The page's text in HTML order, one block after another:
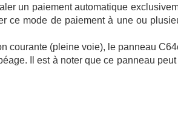
un paiement automatique
ce mode de paiement à une ou
courante (pleine voie), le panneau
Il est à noter que ce panneau